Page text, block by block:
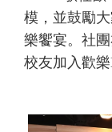
模，並鼓勵
樂饗宴。社
校友加入歡